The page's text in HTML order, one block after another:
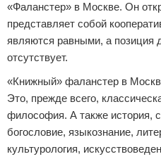
«Фаланстер» в Москве. Он
представляет собой
являются равными, а позиция
отсутствует.
«Книжный» фаланстер в
Это, прежде всего,
философия. А также история,
богословие, языкознание,
культурология,